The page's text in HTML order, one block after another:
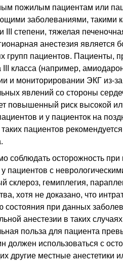
пожилым пациентам или
заболеваниями, такими
III степени, тяжелая
анестезия является
групп пациентов. Пациенты,
III класса (например,
и мониторировании ЭКГ из-
явлений со стороны
повышенный риск высокой
и у пациенток на
пациентов
соблюдать осторожность при
у пациентов с
склероз, гемиплегия,
хотя не доказано, что
состояния при данных
анестезии в таких
польза для пациента
должен использоваться с
другие местные анестетики